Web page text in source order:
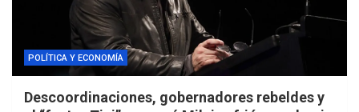
POLÍTICA Y ECONOMÍA
Descoordinaciones, gobernadores rebeldes y